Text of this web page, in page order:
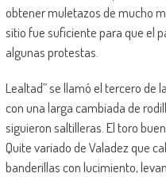
obtener muletazos de mucho
sitio fue suficiente para que el
algunas protestas.
Lealtad” se llamó el tercero de
con una larga cambiada de
siguieron saltilleras. El toro
Quite variado de Valadez que
banderillas con lucimiento,